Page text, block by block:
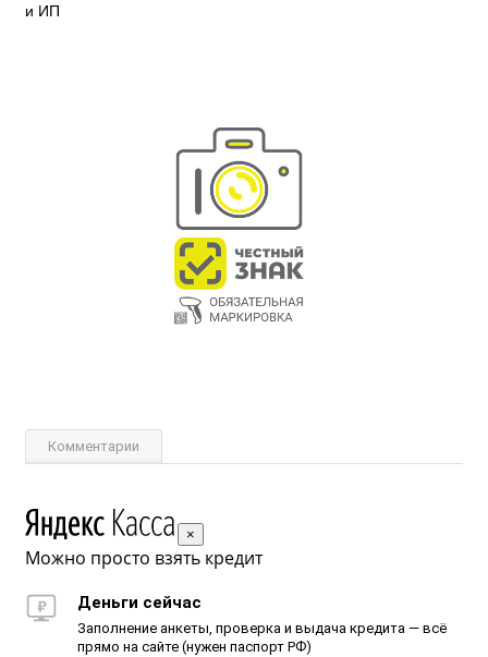
и ИП
Комментарии
×
Можно просто взять кредит
Деньги сейчас
Заполнение анкеты, проверка и выдача кредита — всё
прямо на сайте (нужен паспорт РФ)